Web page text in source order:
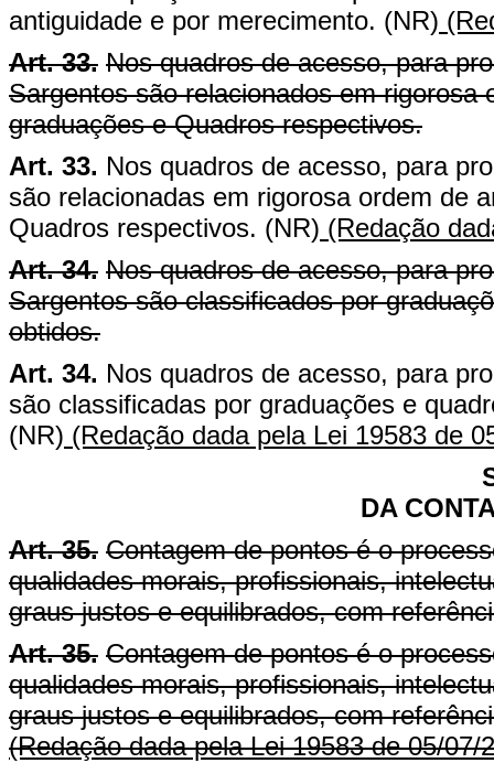
antiguidade e por merecimento. (NR)
Art. 33. Nos quadros de acesso, para
Sargentos são relacionados em
graduações e Quadros respectivos.
Art. 33. Nos quadros de acesso, para
são relacionadas em rigorosa ordem de
Quadros respectivos. (NR) (Redação
Art. 34. Nos quadros de acesso, para
Sargentos são classificados por
obtidos.
Art. 34. Nos quadros de acesso, para
são classificadas por graduações e
(NR) (Redação dada pela Lei 19583 de
DA
Art. 35. Contagem de pontos é o
qualidades morais, profissionais,
graus justos e equilibrados, com
Art. 35. Contagem de pontos é o
qualidades morais, profissionais,
graus justos e equilibrados, com
(Redação dada pela Lei 19583 de 05/07/